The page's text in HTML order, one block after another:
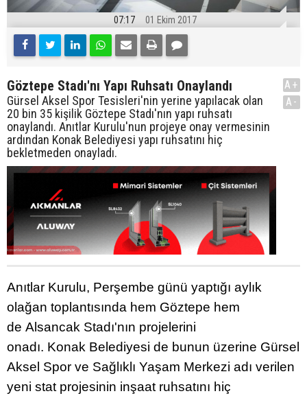
07:17 01 Ekim 2017
Göztepe Stadı'nı Yapı Ruhsatı Onaylandı
Gürsel Aksel Spor Tesisleri'nin yerine yapılacak olan
20 bin 35 kişilik Göztepe Stadı'nın yapı ruhsatı
onaylandı. Anıtlar Kurulu'nun projeye onay vermesinin
ardından Konak Belediyesi yapı ruhsatını hiç
bekletmeden onayladı.
A+
A-
Anıtlar Kurulu, Perşembe günü yaptığı aylık
olağan toplantısında hem Göztepe hem
de Alsancak Stadı'nın projelerini
onadı. Konak Belediyesi de bunun üzerine Gürsel
Aksel Spor ve Sağlıklı Yaşam Merkezi adı verilen
yeni stat projesinin inşaat ruhsatını hiç